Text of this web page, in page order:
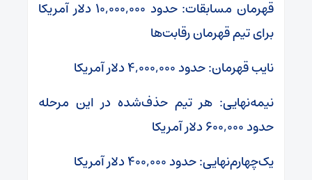
قهرمان مسابقات: حدود ۱۰,۰۰۰,۰۰۰ دلار آمریکا
برای تیم قهرمان رقابت‌ها
نایب قهرمان: حدود ۴,۰۰۰,۰۰۰ دلار آمریکا
نیمه‌نهایی: هر تیم حذف‌شده در این مرحله
حدود ۶۰۰,۰۰۰ دلار آمریکا
یک‌چهارم‌نهایی: حدود ۴۰۰,۰۰۰ دلار آمریکا